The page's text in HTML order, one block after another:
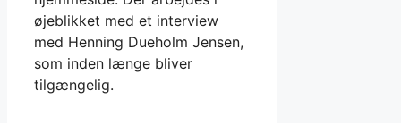
øjeblikket med et interview
med Henning Dueholm Jensen,
som inden længe bliver
tilgængelig.